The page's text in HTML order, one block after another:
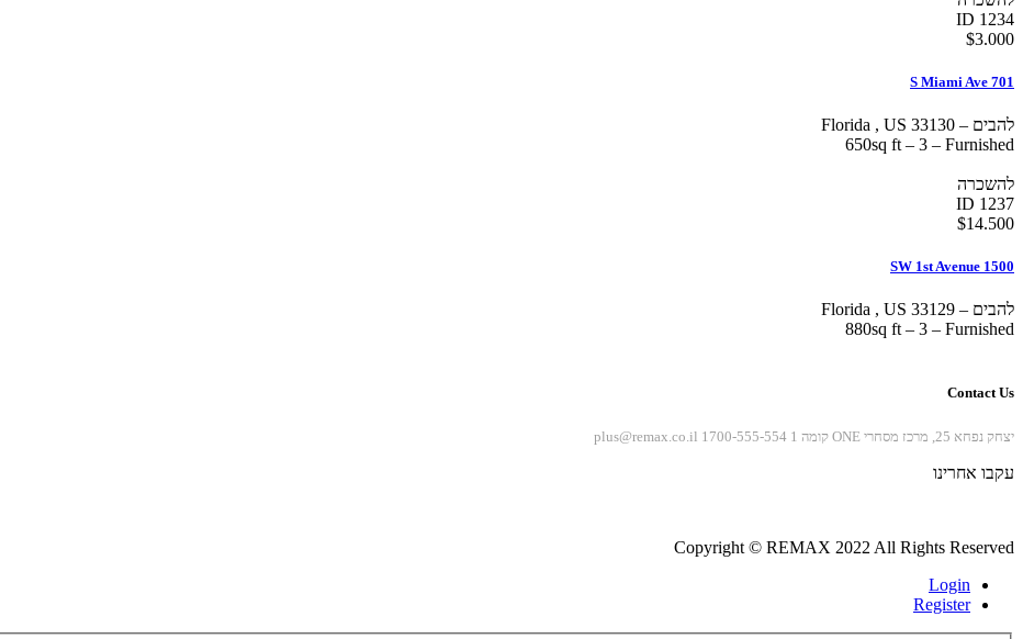
ID 1234
$3.000
701 S Miami Ave
להבים –
Florida , US 33130
650sq ft – 3 – Furnished
להשכרה
ID 1237
$14.500
1500 SW 1st Avenue
להבים –
Florida , US 33129
880sq ft – 3 – Furnished
Contact Us
יצחק נפחא 25, מרכז מסחרי ONE קומה 1 1700-555-554
plus@remax.co.il
עקבו אחרינו
Copyright © REMAX 2022 All Rights Reserved
Login
Register